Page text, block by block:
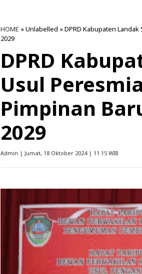
HOME » Unlabelled » DPRD Kabupaten
2029
DPRD
Usul
Pimpinan
2029
Admin | Jumat, 18 Oktober 2024 | 11.15 WIB